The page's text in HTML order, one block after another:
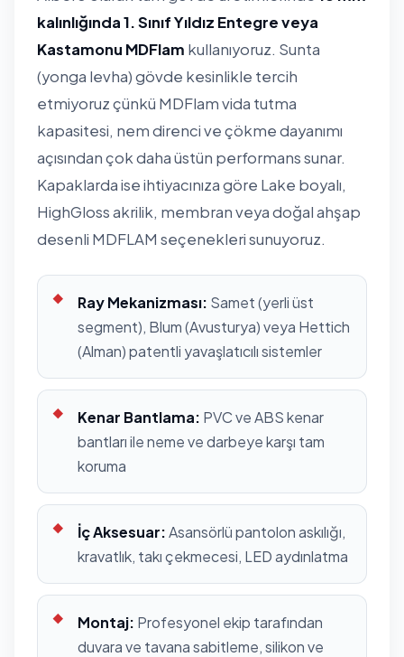
kalınlığında 1. Sınıf Yıldız Entegre veya
Kastamonu MDFlam kullanıyoruz. Sunta
(yonga levha) gövde kesinlikle tercih
etmiyoruz çünkü MDFlam vida tutma
kapasitesi, nem direnci ve çökme dayanımı
açısından çok daha üstün performans sunar.
Kapaklarda ise ihtiyacınıza göre Lake boyalı,
HighGloss akrilik, membran veya doğal ahşap
desenli MDFLAM seçenekleri sunuyoruz.
Ray Mekanizması: Samet (yerli üst
segment), Blum (Avusturya) veya Hettich
(Alman) patentli yavaşlatıcılı sistemler
Kenar Bantlama: PVC ve ABS kenar
bantları ile neme ve darbeye karşı tam
koruma
İç Aksesuar:Asansörlü pantolon askılığı,
kravatlık, takı çekmecesi, LED aydınlatma
Montaj: Profesyonel ekip tarafından
duvara ve tavana sabitleme, silikon ve